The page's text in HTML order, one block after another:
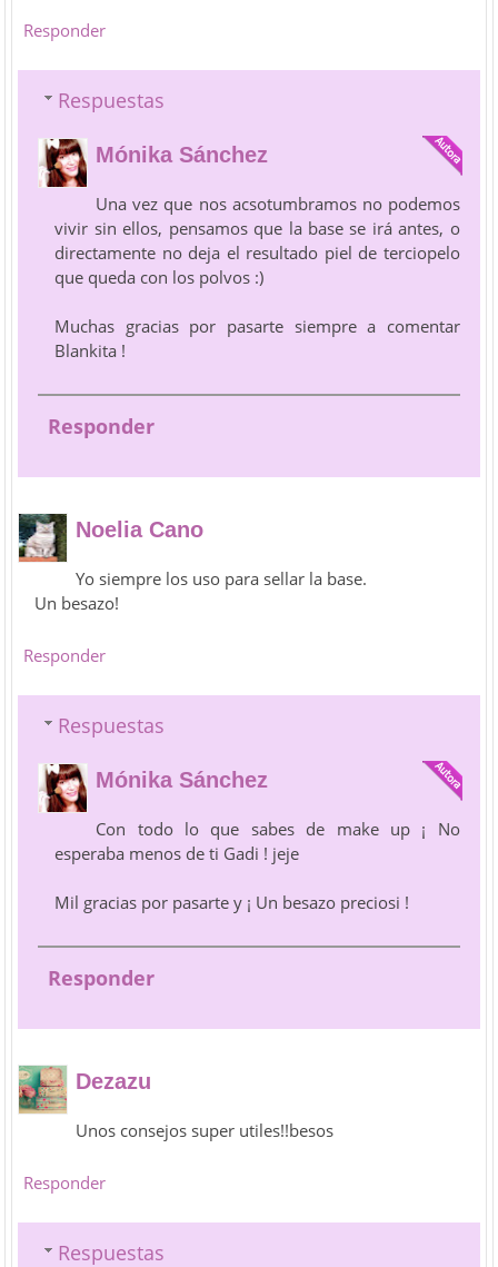
Responder
Respuestas
Mónika Sánchez
Una vez que nos acsotumbramos no podemos
vivir sin ellos, pensamos que la base se irá antes, o
directamente no deja el resultado piel de terciopelo
que queda con los polvos :)
Muchas gracias por pasarte siempre a comentar
Blankita !
Responder
Noelia Cano
Yo siempre los uso para sellar la base.
Un besazo!
Responder
Respuestas
Mónika Sánchez
Con todo lo que sabes de make up ¡ No
esperaba menos de ti Gadi ! jeje
Mil gracias por pasarte y ¡ Un besazo preciosi !
Responder
Dezazu
Unos consejos super utiles!!besos
Responder
Respuestas